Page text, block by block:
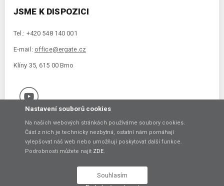
JSME K DISPOZICI
Tel.: +420 548 140 001
E-mail: office@ergate.cz
Klíny 35, 615 00 Brno
Copyright © 2021 ERGATE Automation s.r.o., Klíny 35, 61500 Brno
Nastavení souborů cookies
Na našich webových stránkách používáme soubory cookies.
Část z nich je technicky nezbytná, ostatní nám pomáhají
vylepšovat náš web nebo umožňují poskytovat další funkce.
Podrobnosti můžete najít ZDE.
Souhlasím